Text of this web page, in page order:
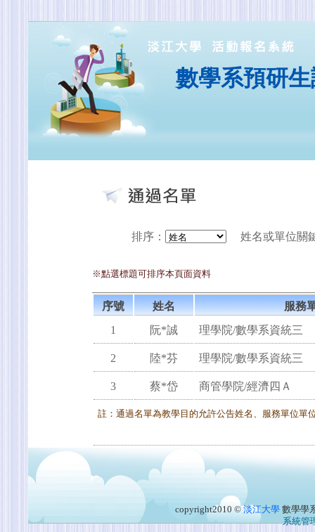
數學系預研
排序： 姓名或單位關
※點選標題可排序本頁面資料
序號 姓名
服務
1
阮*誠 理學院/數學系資統三
2 陸*芬 理學院/數學系資統三
3 蔡*岱 商管學院/經濟四Ａ
註：通過名單為教學目的允許公告姓名、服務單位單
copyright2010 © 淡江大學 數學學
系統管